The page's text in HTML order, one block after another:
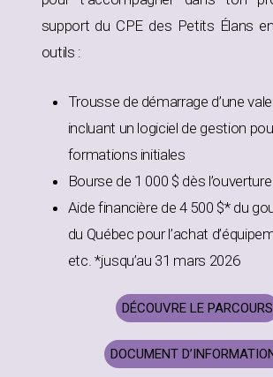
support du CPE des Petits Élans
outils :
Trousse de démarrage d’une
incluant un logiciel de gestion
formations initiales
Bourse de 1 000 $ dès
Aide financière de 4 500 $* du
du Québec pour l’achat
etc. *jusqu’au 31 mars 2026
DÉCOUVRE LE PARCOURS
DOCUMENT